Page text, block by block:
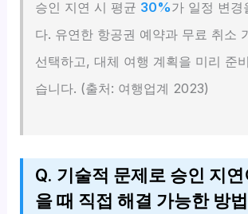
승인 지연 시 평균 30%가 일정 변경
다. 유연한 항공권 예약과 무료 취소
선택하고, 대체 여행 계획을 미리 준
습니다. (출처: 여행업계 2023)
Q. 기술적 문제로 승인 지
을 때 직접 해결 가능한 방